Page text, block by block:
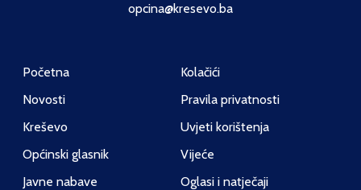
opcina@kresevo.ba
Početna
Novosti
Kreševo
Općinski glasnik
Javne nabave
Kolačići
Pravila privatnosti
Uvjeti korištenja
Vijeće
Oglasi i natječaji